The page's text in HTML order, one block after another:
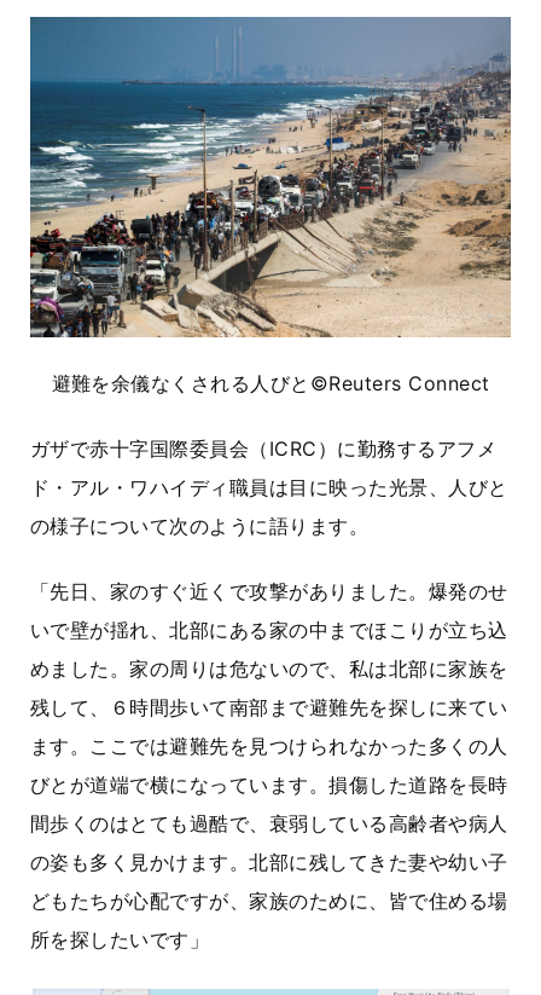
避難を余儀なくされる人びと ©Reuters Connect
ガザで赤十字国際委員会（ ICRC ）に勤務するアフメ
ド・アル・ワハイディ職員は目に映った光景、人びと
の様子について次のように語ります。
「先日、家のすぐ近くで攻撃がありました。爆発のせ
いで壁が揺れ、北部にある家の中までほこりが立ち込
めました。家の周りは危ないので、私は北部に家族を
残して、６時間歩いて南部まで避難先を探しに来てい
ます。ここでは避難先を見つけられなかった多くの人
びとが道端で横になっています。損傷した道路を長時
間歩くのはとても過酷で、衰弱している高齢者や病人
の姿も多く見かけます。北部に残してきた妻や幼い子
どもたちが心配ですが、家族のために、皆で住める場
所を探したいです」